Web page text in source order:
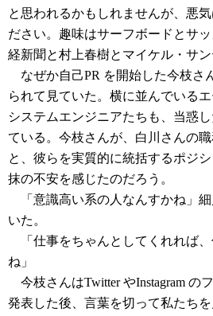
と思われるかもしれませんが、悪
ださい。趣味はサーフボードとサ
経新聞と村上春樹とマイケル・サン
なぜか自己PR を開始した今枝さ
られて見ていた。横に並んでいるエ
システムエンジニアたちも、当惑
ている。今枝さんが、白川さんの
と、彼らを実質的に統括するポジ
抹の不安を感じたのだろう。
「意識高い系の人なんすかね」
いた。
「仕事をちゃんとしてくれれば
ね」
今枝さんはTwitter やInstagram の
発表した後、言葉を切って私たちを